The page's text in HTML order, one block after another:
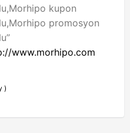
kupon
promosyon
www.morhipo.com
)